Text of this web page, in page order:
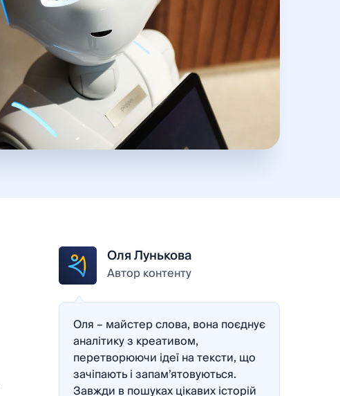
Оля Лунькова
Автор контенту
Оля – майстер слова, вона поєднує
аналітику з креативом,
перетворюючи ідеї на тексти, що
зачіпають і запам’ятовуються.
Завжди в пошуках цікавих історій